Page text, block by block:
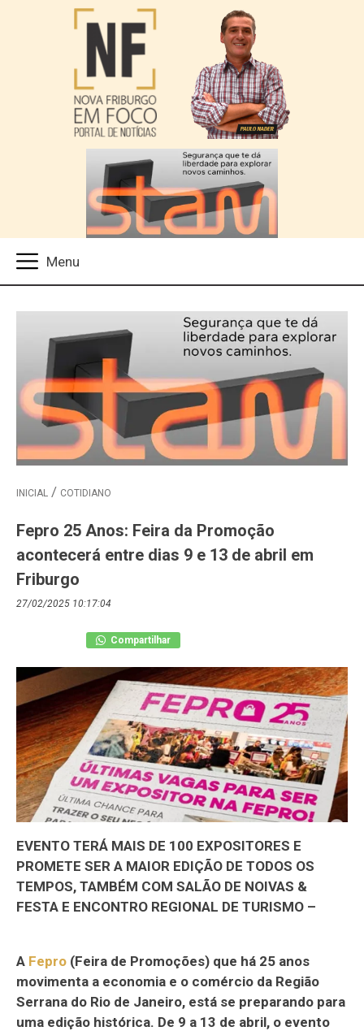
INICIAL COTIDIANO
Fepro 25 Anos: Feira da Promoção
acontecerá entre dias 9 e 13 de abril em
Friburgo
27/02/2025 10:17:04
Compartilhar
EVENTO TERÁ MAIS DE 100 EXPOSITORES E
PROMETE SER A MAIOR EDIÇÃO DE TODOS OS
TEMPOS, TAMBÉM COM SALÃO DE NOIVAS &
FESTA E ENCONTRO REGIONAL DE TURISMO –
A Fepro (Feira de Promoções) que há 25 anos
movimenta a economia e o comércio da Região
Serrana do Rio de Janeiro, está se preparando para
uma edição histórica. De 9 a 13 de abril, o evento